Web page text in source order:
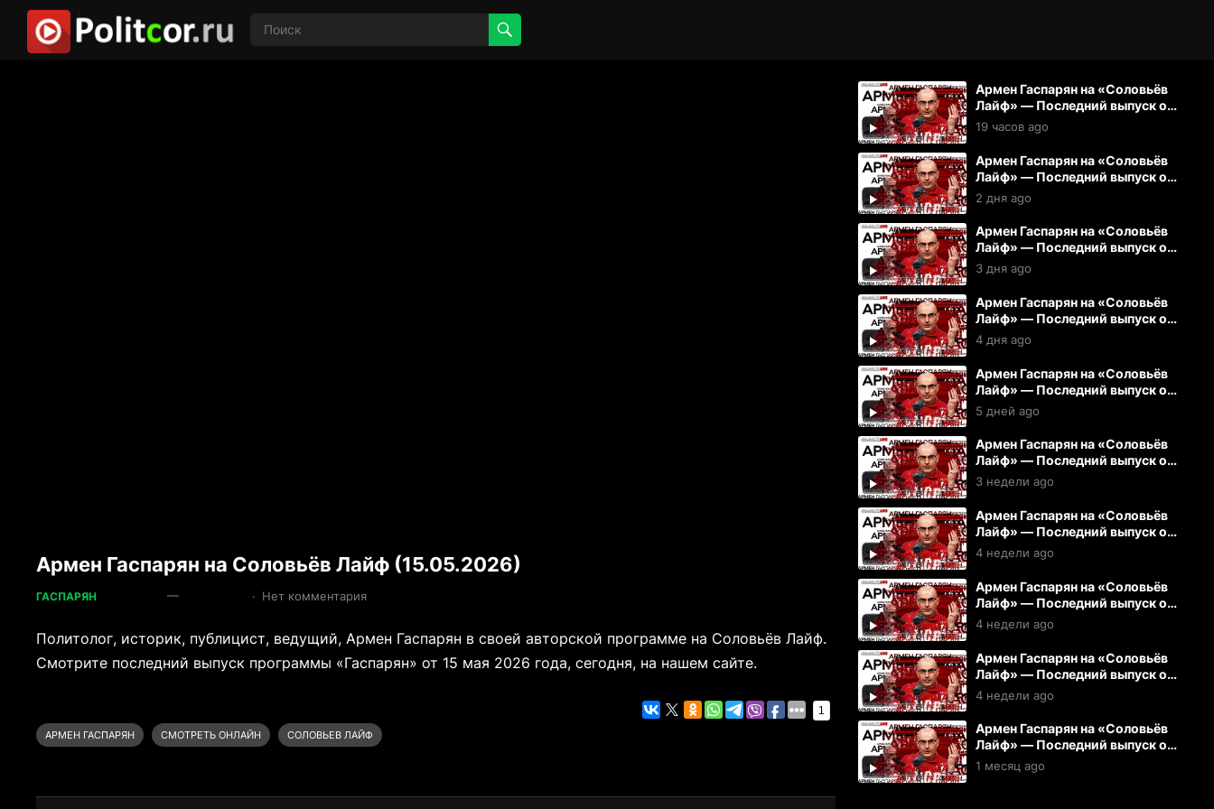
Армен Гаспарян на Соловьёв Лайф (15.05.2026)
ГАСПАРЯН — · Нет комментария
Политолог, историк, публицист, ведущий, Армен Гаспарян в своей авторской программе на Соловьёв Лайф.
Смотрите последний выпуск программы «Гаспарян» от 15 мая 2026 года, сегодня, на нашем сайте.
1
АРМЕН ГАСПАРЯН
СМОТРЕТЬ ОНЛАЙН СОЛОВЬЕВ ЛАЙФ
Армен Гаспарян на «Соловьёв
Лайф» — Последний выпуск от
07.08.2026
19 часов ago
Армен Гаспарян на «Соловьёв
Лайф» — Последний выпуск от
06.08.2026
2 дня ago
Армен Гаспарян на «Соловьёв
Лайф» — Последний выпуск от
05.08.2026
3 дня ago
Армен Гаспарян на «Соловьёв
Лайф» — Последний выпуск от
04.08.2026
4 дня ago
Армен Гаспарян на «Соловьёв
Лайф» — Последний выпуск от
03.08.2026
5 дней ago
Армен Гаспарян на «Соловьёв
Лайф» — Последний выпуск от
15.07.2026
3 недели ago
Армен Гаспарян на «Соловьёв
Лайф» — Последний выпуск от
14.07.2026
4 недели ago
Армен Гаспарян на «Соловьёв
Лайф» — Последний выпуск от
13.07.2026
4 недели ago
Армен Гаспарян на «Соловьёв
Лайф» — Последний выпуск от
10.07.2026
4 недели ago
Армен Гаспарян на «Соловьёв
Лайф» — Последний выпуск от
08.07.2026
1 месяц ago